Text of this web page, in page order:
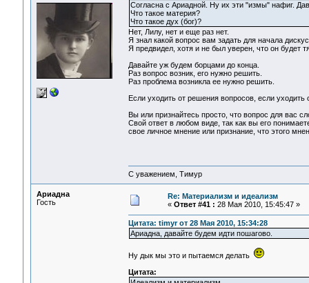
Согласна с Ариадной. Ну их эти "измы" нафиг.
Что такое материя?
Что такое дух (бог)?
Нет, Лилу, нет и еще раз нет.
Я знал какой вопрос вам задать для начала
Я предвидел, хотя и не был уверен, что он будет
Давайте уж будем борцами до конца.
Раз вопрос возник, его нужно решить.
Раз проблема возникла ее нужно решить.
Если уходить от решения вопросов, если
Вы или признайтесь просто, что вопрос для вас
Свой ответ в любом виде, так как вы его
свое личное мнение или признание, что этого
С уважением, Тимур
Ариадна
Гость
Re: Материализм и идеализм
« Ответ #41 : 28 Мая 2010, 15:45:47 »
Цитата: timyr от 28 Мая 2010, 15:34:28
Ариадна, давайте будем идти пошагово.
Ну дык мы это и пытаемся делать
Цитата: